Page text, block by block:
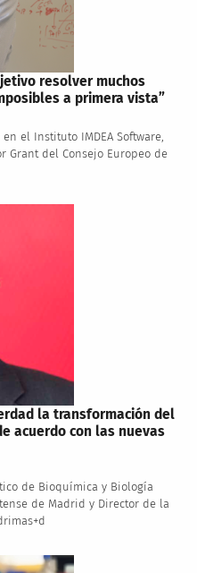
resolver muchos
a primera vista”
el Instituto IMDEA Software,
Grant del Consejo Europeo de
la transformación del
acuerdo con las nuevas
de Bioquímica y Biología
de Madrid y Director de la